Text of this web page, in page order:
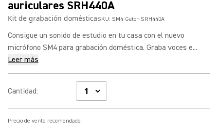
auriculares SRH440A
Kit de grabación domésticaSKU: SM4-Gator-SRH440A
Consigue un sonido de estudio en tu casa con el nuevo
micrófono SM4 para grabación doméstica. Graba voces e...
Leer más
Cantidad:
Precio de venta recomendado